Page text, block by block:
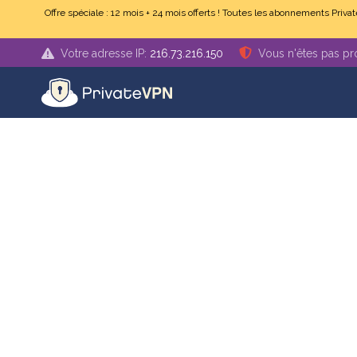
Accéder au contenu principal
Offre spéciale : 12 mois + 24 mois offerts ! Toutes les abonnements
Votre adresse IP: 216.73.216.150 Vous n'êtes pas